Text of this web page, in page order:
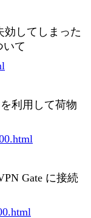
効してしまった
いて
利用して荷物
Gate に接続